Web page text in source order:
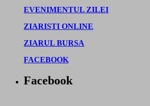
EVENIMENTUL ZILEI
ZIARISTI ONLINE
ZIARUL BURSA
FACEBOOK
Facebook